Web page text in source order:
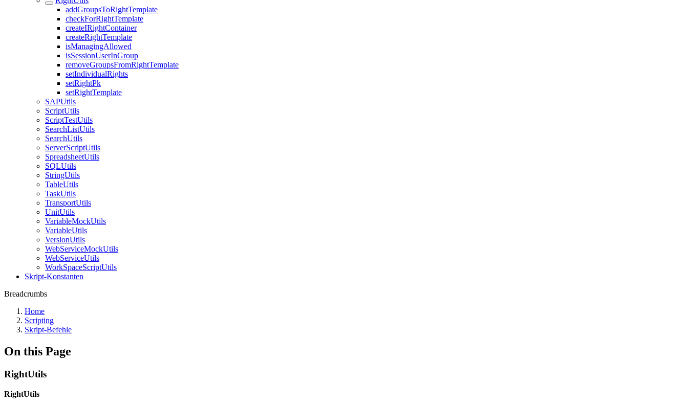
addGroupsToRightTemplate
checkForRightTemplate
createIRightContainer
createRightTemplate
isManagingAllowed
isSessionUserInGroup
removeGroupsFromRightTemplate
setIndividualRights
setRightPk
setRightTemplate
SAPUtils
ScriptUtils
ScriptTestUtils
SearchListUtils
SearchUtils
ServerScriptUtils
SpreadsheetUtils
SQLUtils
StringUtils
TableUtils
TaskUtils
TransportUtils
UnitUtils
VariableMockUtils
VariableUtils
VersionUtils
WebServiceMockUtils
WebServiceUtils
WorkSpaceScriptUtils
Skript-Konstanten
Breadcrumbs
Home
Scripting
Skript-Befehle
On this Page
RightUtils
RightUtils